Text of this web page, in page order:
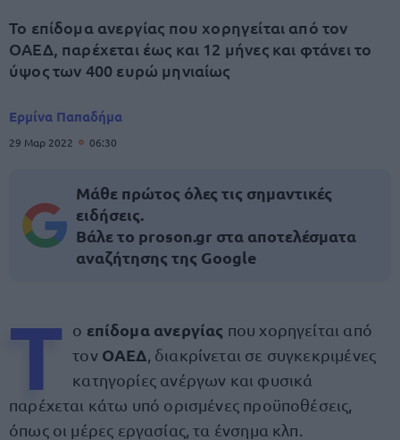
Το επίδομα ανεργίας που χορηγείται από τον
ΟΑΕΔ, παρέχεται έως και 12 μήνες και φτάνει το
ύψος των 400 ευρώ μηνιαίως
Ερμίνα Παπαδήμα
29 Μαρ 2022 06:30
Μάθε πρώτος όλες τις σημαντικές
ειδήσεις.
Βάλε το proson.gr στα αποτελέσματα
αναζήτησης της Google
Τ ο επίδομα ανεργίας που χορηγείται από
τονΟΑΕΔ , διακρίνεται σε συγκεκριμένες
κατηγορίες ανέργων και φυσικά
παρέχεται κάτω υπό ορισμένες προϋποθέσεις,
όπως οι μέρες εργασίας, τα ένσημα κλπ.